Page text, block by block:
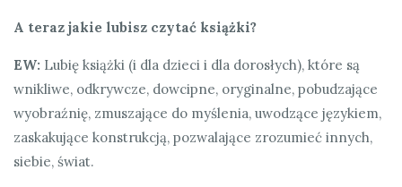
A teraz jakie lubisz czytać książki?
EW: Lubię książki (i dla dzieci i dla dorosłych), które są
wnikliwe, odkrywcze, dowcipne, oryginalne, pobudzające
wyobraźnię, zmuszające do myślenia, uwodzące językiem,
zaskakujące konstrukcją, pozwalające zrozumieć innych,
siebie, świat.